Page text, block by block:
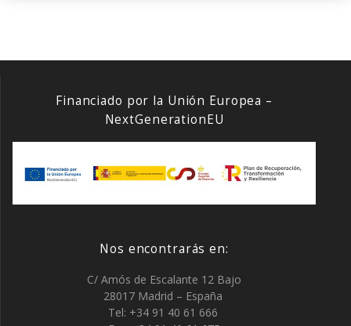
Financiado por la Unión Europea –
NextGenerationEU
Nos encontrarás en:
C/ Amós de Escalante 12 Bajo
28017 Madrid – España
Tel: +34 91 40 61 666